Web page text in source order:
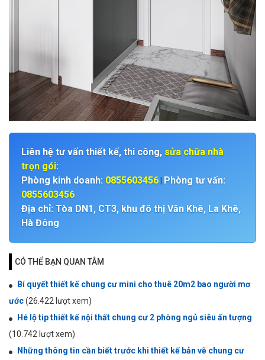
Liên hệ tư vấn thiết kế, thi công, sửa chữa nhà
trọn gói:
Phòng kinh doanh: 0855603456
Phòng tư vấn:
0855603456
Địa chỉ: Tòa DN1, CT3, khu đô thị Văn Khê, La Khê,
Hà Đông
CÓ THỂ BẠN QUAN TÂM
Bí quyết thiết kế chung cư mini cho thuê 20m2 bao người mơ
ước(26.422 lượt xem)
Hé lộ tip thiết kế nội thất chung cư 2 phòng ngủ siêu ấn tượng
(10.742 lượt xem)
Những thông tin cần biết trước khi thiết kế bản vẽ chung cư